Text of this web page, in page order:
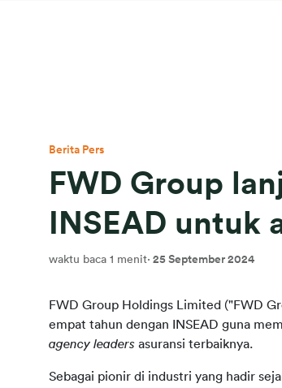
Berita Pers
FWD Group
INSEAD untuk
waktu baca 1 menit· 25 September 2024
FWD Group Holdings Limited ("FWD
agency leaders asuransi terbaiknya.
Sebagai pionir di industri yang hadir